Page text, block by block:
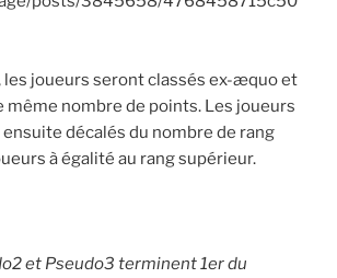
les joueurs seront classés ex-æquo et
nombre de points. Les joueurs
décalés du nombre de rang
à égalité au rang supérieur.
et Pseudo3 terminent 1er du